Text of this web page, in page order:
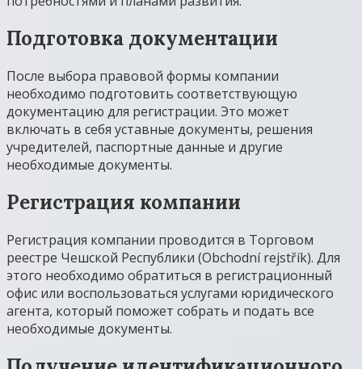
Подготовка документации
После выбора правовой формы компании
необходимо подготовить соответствующую
документацию для регистрации. Это может
включать в себя уставные документы, решения
учредителей, паспортные данные и другие
необходимые документы.
Регистрация компании
Регистрация компании проводится в Торговом
реестре Чешской Республики (Obchodní rejstřík). Для
этого необходимо обратиться в регистрационный
офис или воспользоваться услугами юридического
агента, который поможет собрать и подать все
необходимые документы.